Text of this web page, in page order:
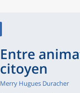
Entre
citoyen
Merry Hugues Duracher